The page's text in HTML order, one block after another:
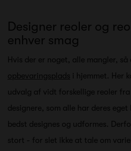
Designer reoler og
enhver smag
Hvis der er noget, alle mangler, så
opbevaringsplads i hjemmet. Her
udvalg af vidt forskellige reoler
designere, som alle har deres
bedst designes og udformes.
stort - for slet ikke at tale om